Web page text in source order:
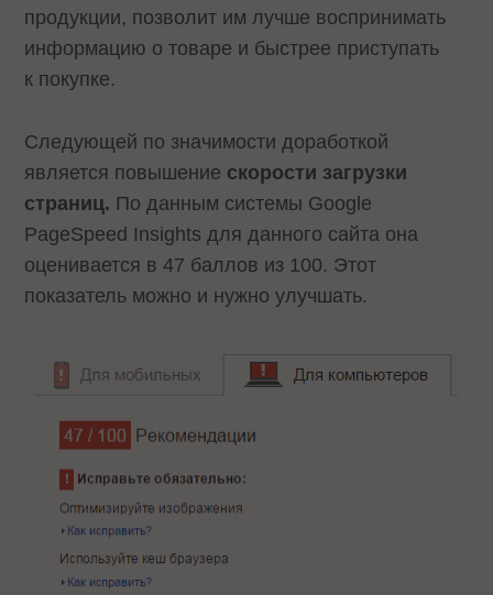
продукции, позволит им лучше воспринимать
информацию о товаре и быстрее приступать
к покупке.
Следующей по значимости доработкой
является повышение скорости загрузки
страниц. По данным системы Google
PageSpeed Insights для данного сайта она
оценивается в 47 баллов из 100. Этот
показатель можно и нужно улучшать.